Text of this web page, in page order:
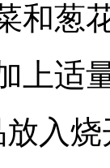
和葱
上适
入